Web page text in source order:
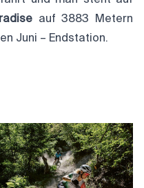
auf 3883 Metern
Juni – Endstation.